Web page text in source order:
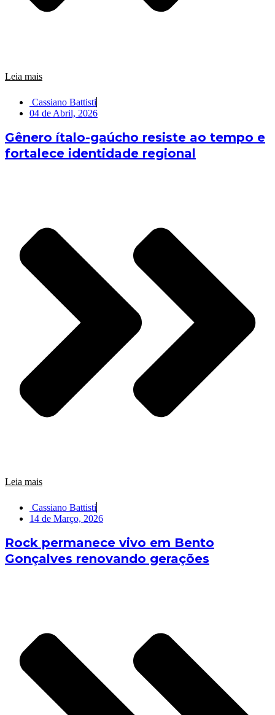
Leia mais
Cassiano Battisti
04 de Abril, 2026
Gênero ítalo-gaúcho resiste ao tempo e
fortalece identidade regional
Leia mais
Cassiano Battisti
14 de Março, 2026
Rock permanece vivo em Bento
Gonçalves renovando gerações